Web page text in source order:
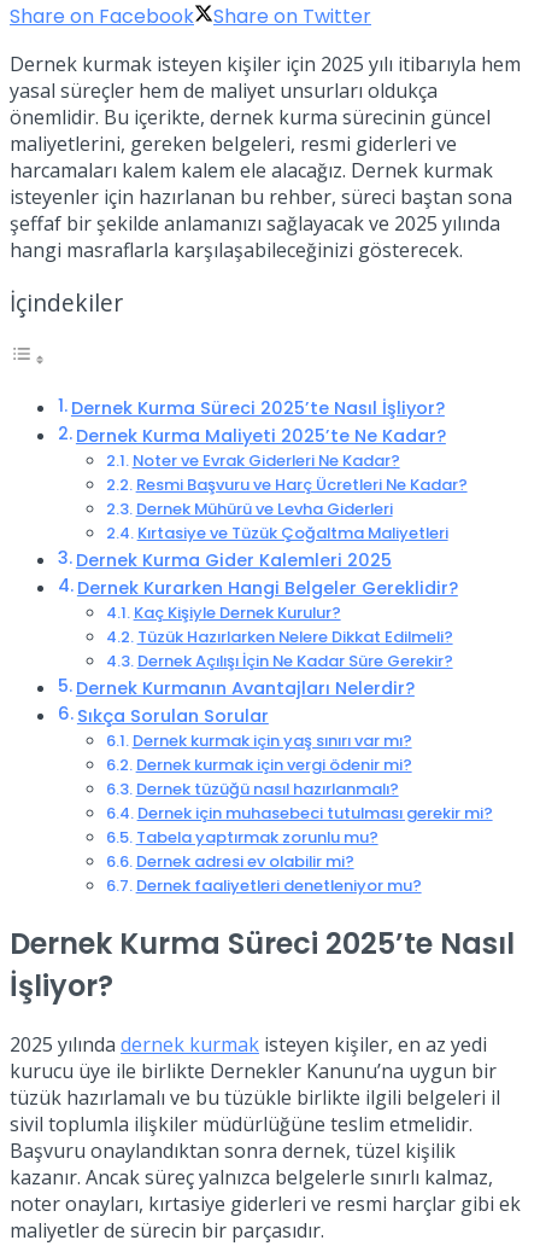
Share on Facebook
Share on Twitter
Dernek kurmak isteyen kişiler için 2025 yılı itibarıyla hem
yasal süreçler hem de maliyet unsurları oldukça
önemlidir. Bu içerikte, dernek kurma sürecinin güncel
maliyetlerini, gereken belgeleri, resmi giderleri ve
harcamaları kalem kalem ele alacağız. Dernek kurmak
isteyenler için hazırlanan bu rehber, süreci baştan sona
şeffaf bir şekilde anlamanızı sağlayacak ve 2025 yılında
hangi masraflarla karşılaşabileceğinizi gösterecek.
İçindekiler
Dernek Kurma Süreci 2025’te Nasıl İşliyor?
Dernek Kurma Maliyeti 2025’te Ne Kadar?
Noter ve Evrak Giderleri Ne Kadar?
Resmi Başvuru ve Harç Ücretleri Ne Kadar?
Dernek Mühürü ve Levha Giderleri
Kırtasiye ve Tüzük Çoğaltma Maliyetleri
Dernek Kurma Gider Kalemleri 2025
Dernek Kurarken Hangi Belgeler Gereklidir?
Kaç Kişiyle Dernek Kurulur?
Tüzük Hazırlarken Nelere Dikkat Edilmeli?
Dernek Açılışı İçin Ne Kadar Süre Gerekir?
Dernek Kurmanın Avantajları Nelerdir?
Sıkça Sorulan Sorular
Dernek kurmak için yaş sınırı var mı?
Dernek kurmak için vergi ödenir mi?
Dernek tüzüğü nasıl hazırlanmalı?
Dernek için muhasebeci tutulması gerekir mi?
Tabela yaptırmak zorunlu mu?
Dernek adresi ev olabilir mi?
Dernek faaliyetleri denetleniyor mu?
Dernek Kurma Süreci 2025’te Nasıl
İşliyor?
2025 yılında dernek kurmak isteyen kişiler, en az yedi
kurucu üye ile birlikte Dernekler Kanunu’na uygun bir
tüzük hazırlamalı ve bu tüzükle birlikte ilgili belgeleri il
sivil toplumla ilişkiler müdürlüğüne teslim etmelidir.
Başvuru onaylandıktan sonra dernek, tüzel kişilik
kazanır. Ancak süreç yalnızca belgelerle sınırlı kalmaz,
noter onayları, kırtasiye giderleri ve resmi harçlar gibi ek
maliyetler de sürecin bir parçasıdır.